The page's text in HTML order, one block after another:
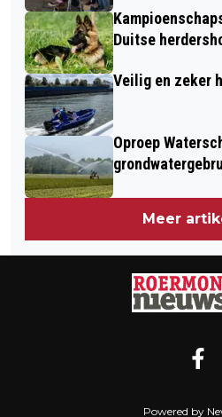
Duitse
Veilig en zeker
Oproep
Meer
Powered by